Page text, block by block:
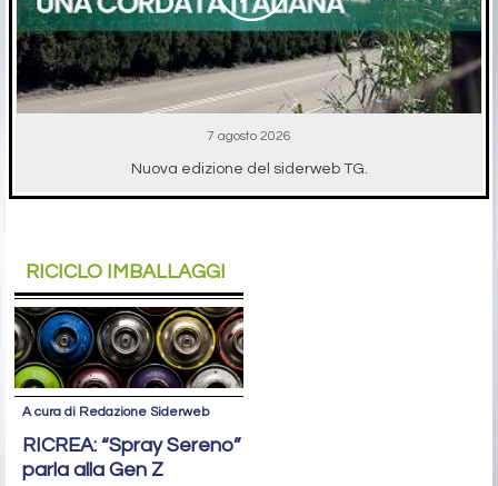
7 agosto 2026
Nuova edizione del siderweb TG.
RICICLO IMBALLAGGI
A cura di Redazione Siderweb
RICREA: “Spray Sereno”
parla alla Gen Z